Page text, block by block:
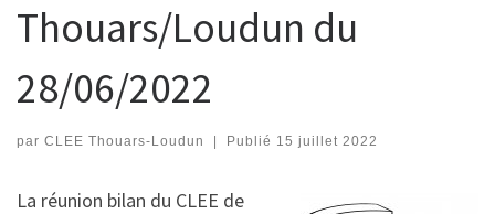
Thouars/Loudun du
28/06/2022
par CLEE Thouars-Loudun | Publié 15 juillet 2022
La réunion bilan du CLEE de